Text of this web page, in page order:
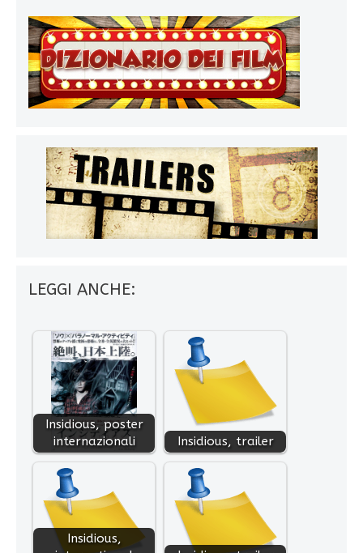
LEGGI ANCHE:
Insidious, poster
internazionali
Insidious, trailer
Insidious,